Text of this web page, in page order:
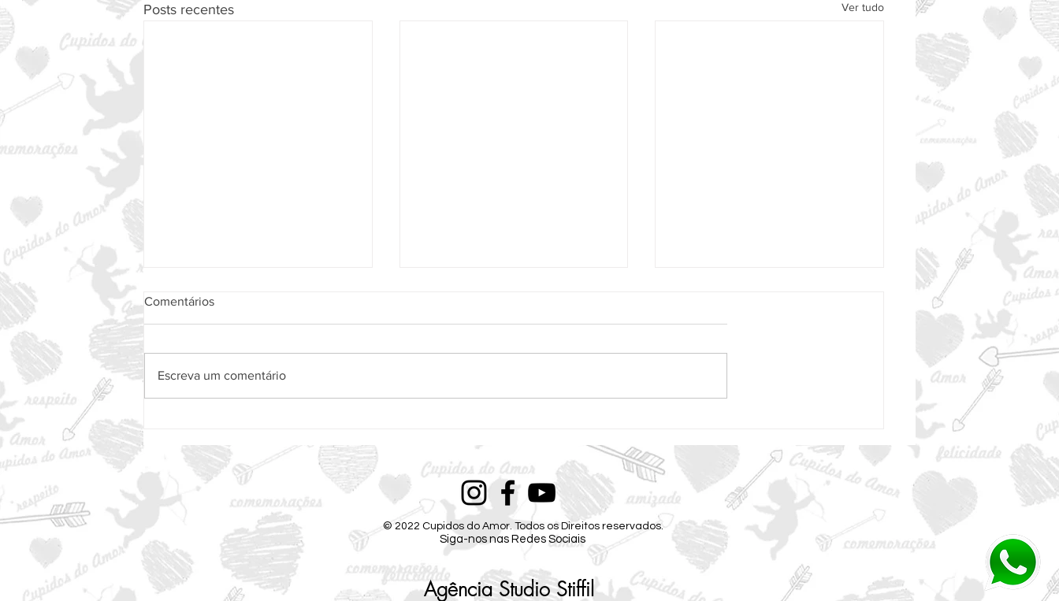
Posts recentes Ver tudo
Comentários
Escreva um comentário
Siga-nos nas Redes Sociais
© 2022 Cupidos do Amor. Todos os Direitos reservados.
Agência Studio Stiffil